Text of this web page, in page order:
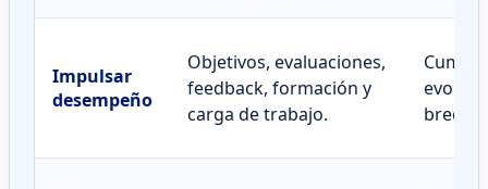
Impulsar
desempeño
Objetivos, evaluaciones,
feedback, formación y
carga de trabajo.